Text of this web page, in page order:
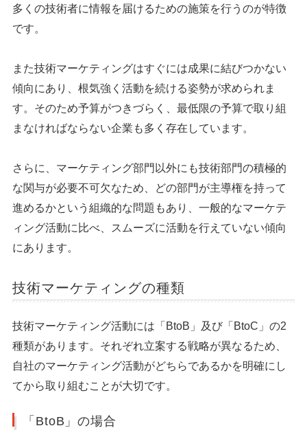
多くの技術者に情報を届けるための施策を行うのが特徴
です。
また技術マーケティングはすぐには成果に結びつかない
傾向にあり、根気強く活動を続ける姿勢が求められま
す。そのため予算がつきづらく、最低限の予算で取り組
まなければならない企業も多く存在しています。
さらに、マーケティング部門以外にも技術部門の積極的
な関与が必要不可欠なため、どの部門が主導権を持って
進めるかという組織的な問題もあり、一般的なマーケテ
ィング活動に比べ、スムーズに活動を行えていない傾向
にあります。
技術マーケティングの種類
技術マーケティング活動には「BtoB」及び「BtoC」の2
種類があります。それぞれ立案する戦略が異なるため、
自社のマーケティング活動がどちらであるかを明確にし
てから取り組むことが大切です。
「BtoB」の場合